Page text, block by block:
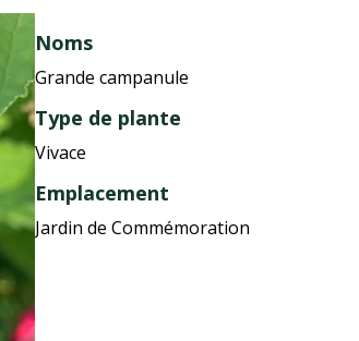
Noms
Grande campanule
Type de plante
Vivace
Emplacement
Jardin de Commémoration